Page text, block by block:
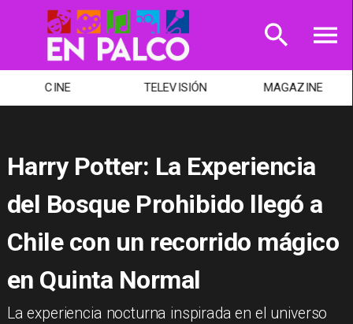
CINE TELEVISIÓN MAGAZINE
Harry Potter: La Experiencia
del Bosque Prohibido llegó a
Chile con un recorrido mágico
en Quinta Normal
La experiencia nocturna inspirada en el universo